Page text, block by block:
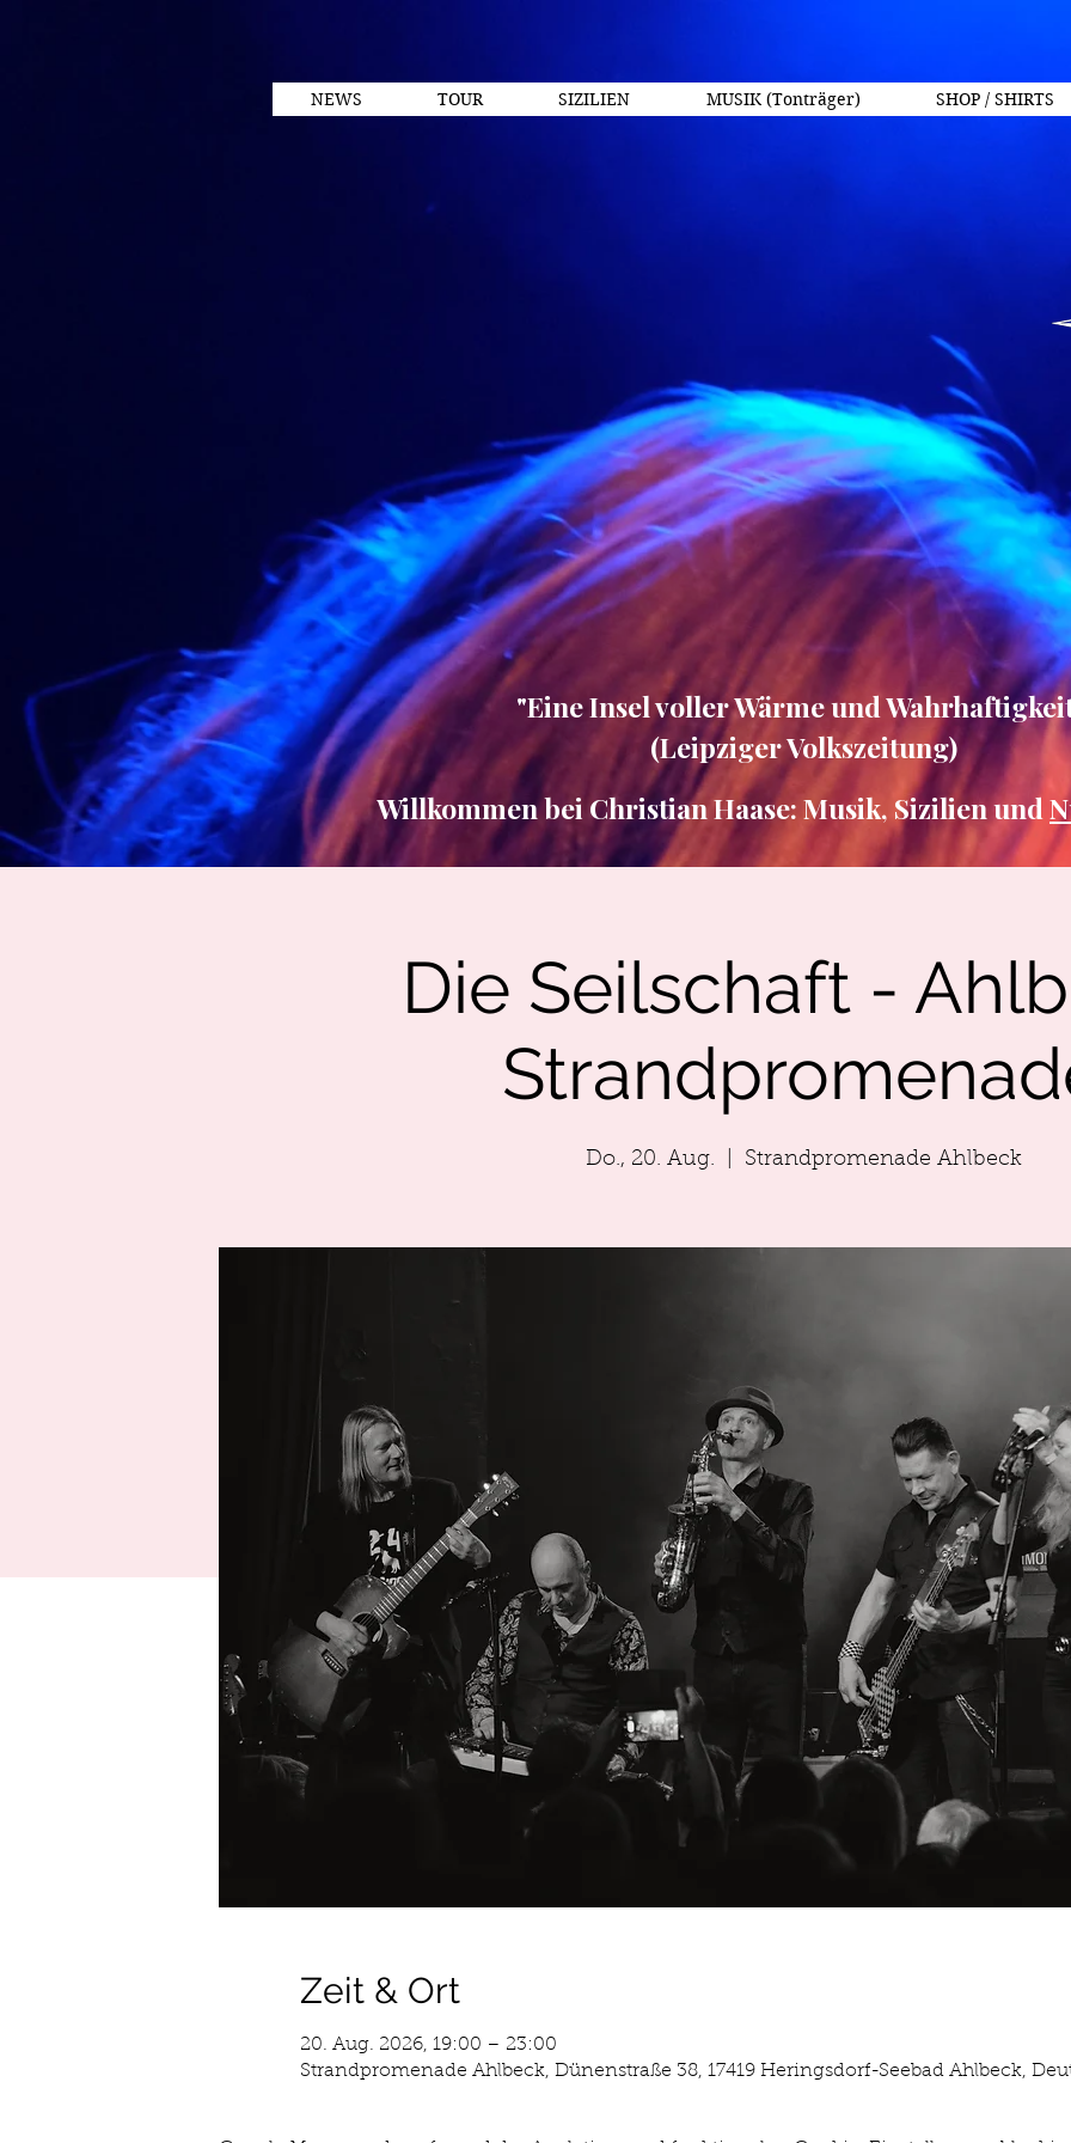
NEWS TOUR SIZILIEN MUSIK (Tonträger) SHOP / SHIRTS
"Eine Insel voller Wärme und
(Leipziger Volkszeitung)
Willkommen bei Christian Haase: Musik, Sizilien und
Die Seilschaft -
Do., 20. Aug. Strandpromenade Ahlbeck
Zeit & Ort
20. Aug. 2026, 19:00 – 23:00
Strandpromenade Ahlbeck, Dünenstraße 38, 17419 Heringsdorf-Seebad Ahlbeck,